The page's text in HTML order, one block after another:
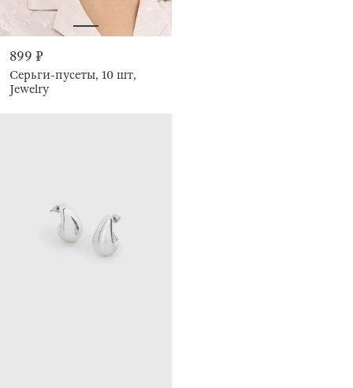
899 ₽
Серьги-пусеты, 10 шт,
Jewelry